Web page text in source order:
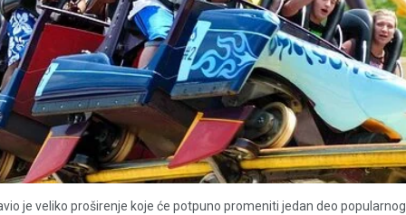
je veliko proširenje koje će potpuno promeniti jedan deo popularnog